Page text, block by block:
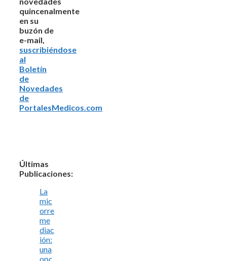
quincenalmente
en su
buzón de
e-mail,
suscribiéndose
al
Boletín
de
Novedades
de
PortalesMedicos.com
Últimas
Publicaciones:
La
mic
orre
me
diac
ión:
una
opc